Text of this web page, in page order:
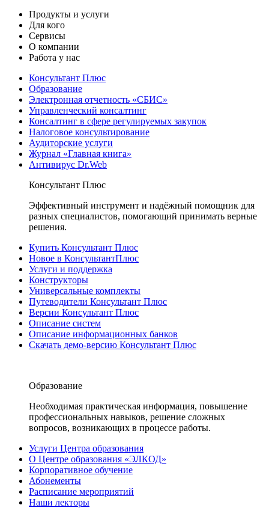
Продукты и услуги
Для кого
Сервисы
О компании
Работа у нас
Консультант Плюс
Образование
Электронная отчетность «СБИС»
Управленческий консалтинг
Консалтинг в сфере регулируемых закупок
Налоговое консультирование
Аудиторские услуги
Журнал «Главная книга»
Антивирус Dr.Web
Консультант Плюс
Эффективный инструмент и надёжный помощник для
разных специалистов, помогающий принимать верные
решения.
Купить Консультант Плюс
Новое в КонсультантПлюс
Услуги и поддержка
Конструкторы
Универсальные комплекты
Путеводители Консультант Плюс
Версии Консультант Плюс
Описание систем
Описание информационных банков
Скачать демо-версию Консультант Плюс
Образование
Необходимая практическая информация, повышение
профессиональных навыков, решение сложных
вопросов, возникающих в процессе работы.
Услуги Центра образования
О Центре образования «ЭЛКОД»
Корпоративное обучение
Абонементы
Расписание мероприятий
Наши лекторы